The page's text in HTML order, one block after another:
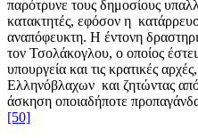
παρότρυνε τους δημοσίους
κατακτητές, εφόσον η
αναπόφευκτη. Η έντονη
τον Τσολάκογλου, ο οποίος
υπουργεία και τις κρατικές
Ελληνόβλαχων και ζητώντας
άσκηση οποιαδήποτε
[50]